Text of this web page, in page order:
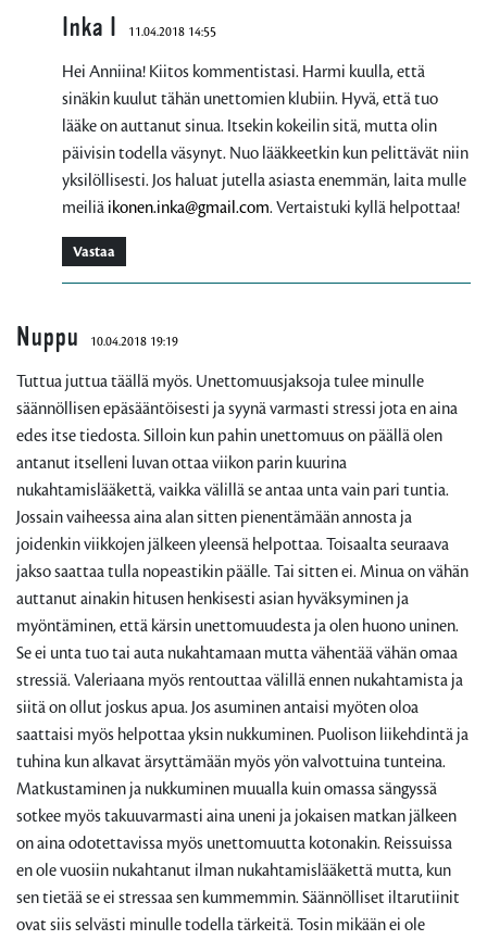
Inka I 11.04.2018 14:55
Hei Anniina! Kiitos kommentistasi. Harmi kuulla, että
sinäkin kuulut tähän unettomien klubiin. Hyvä, että tuo
lääke on auttanut sinua. Itsekin kokeilin sitä, mutta olin
päivisin todella väsynyt. Nuo lääkkeetkin kun pelittävät niin
yksilöllisesti. Jos haluat jutella asiasta enemmän, laita mulle
meiliä ikonen.inka@gmail.com. Vertaistuki kyllä helpottaa!
Vastaa
Nuppu 10.04.2018 19:19
Tuttua juttua täällä myös. Unettomuusjaksoja tulee minulle
säännöllisen epäsääntöisesti ja syynä varmasti stressi jota en aina
edes itse tiedosta. Silloin kun pahin unettomuus on päällä olen
antanut itselleni luvan ottaa viikon parin kuurina
nukahtamislääkettä, vaikka välillä se antaa unta vain pari tuntia.
Jossain vaiheessa aina alan sitten pienentämään annosta ja
joidenkin viikkojen jälkeen yleensä helpottaa. Toisaalta seuraava
jakso saattaa tulla nopeastikin päälle. Tai sitten ei. Minua on vähän
auttanut ainakin hitusen henkisesti asian hyväksyminen ja
myöntäminen, että kärsin unettomuudesta ja olen huono uninen.
Se ei unta tuo tai auta nukahtamaan mutta vähentää vähän omaa
stressiä. Valeriaana myös rentouttaa välillä ennen nukahtamista ja
siitä on ollut joskus apua. Jos asuminen antaisi myöten oloa
saattaisi myös helpottaa yksin nukkuminen. Puolison liikehdintä ja
tuhina kun alkavat ärsyttämään myös yön valvottuina tunteina.
Matkustaminen ja nukkuminen muualla kuin omassa sängyssä
sotkee myös takuuvarmasti aina uneni ja jokaisen matkan jälkeen
on aina odotettavissa myös unettomuutta kotonakin. Reissuissa
en ole vuosiin nukahtanut ilman nukahtamislääkettä mutta, kun
sen tietää se ei stressaa sen kummemmin. Säännölliset iltarutiinit
ovat siis selvästi minulle todella tärkeitä. Tosin mikään ei ole